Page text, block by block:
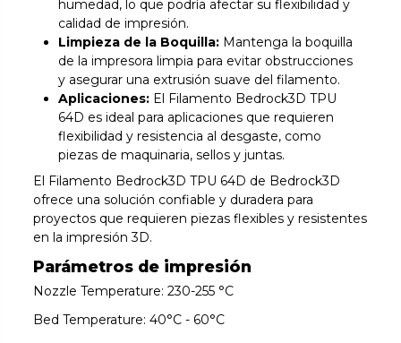
humedad, lo que podría afectar su flexibilidad y
calidad de impresión.
Limpieza de la Boquilla: Mantenga la boquilla
de la impresora limpia para evitar obstrucciones
y asegurar una extrusión suave del filamento.
Aplicaciones: El Filamento Bedrock3D TPU
64D es ideal para aplicaciones que requieren
flexibilidad y resistencia al desgaste, como
piezas de maquinaria, sellos y juntas.
El Filamento Bedrock3D TPU 64D de Bedrock3D
ofrece una solución confiable y duradera para
proyectos que requieren piezas flexibles y resistentes
en la impresión 3D.
Parámetros de impresión
Nozzle Temperature: 230-255 °C
Bed Temperature: 40°C - 60°C